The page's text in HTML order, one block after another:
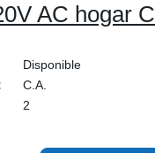
AC hogar
Disponible
C.A.
2